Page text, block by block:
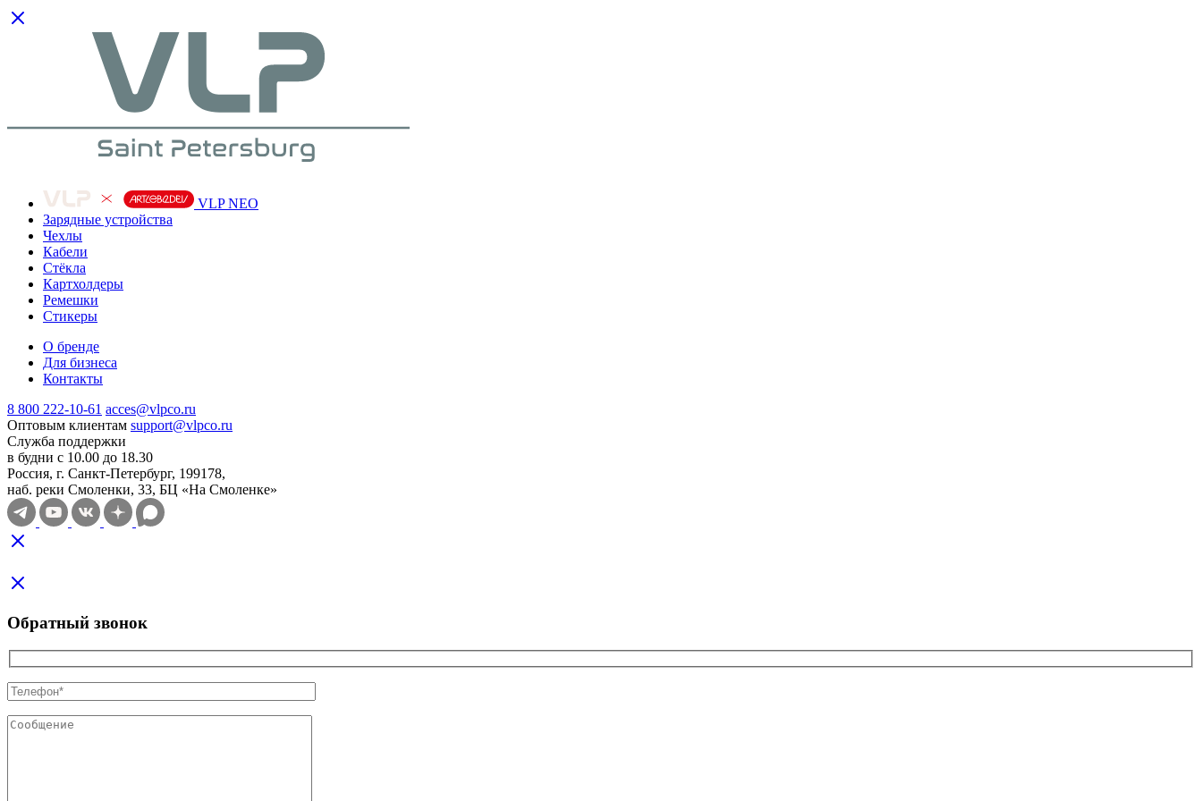
VLP NEO
Зарядные устройства
Чехлы
Кабели
Cтёкла
Картхолдеры
Ремешки
Стикеры
О бренде
Для бизнеса
Контакты
8 800 222-10-61 acces@vlpco.ru
Оптовым клиентам support@vlpco.ru
Служба поддержки
в будни с 10.00 до 18.30
Россия, г. Санкт-Петербург, 199178,
наб. реки Смоленки, 33, БЦ «На Смоленке»
Обратный звонок